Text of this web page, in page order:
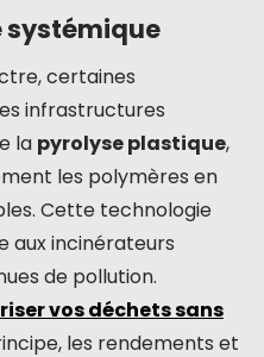
systémique
certaines
infrastructures
la pyrolyse plastique,
les polymères en
Cette technologie
aux incinérateurs
de pollution.
vos déchets sans
les rendements et